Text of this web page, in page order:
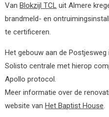
Van Blokzijl TCL uit Almere
brandmeld- en
te certificeren.
Het gebouw aan de
Solisto centrale met hierop
Apollo protocol.
Meer informatie over de
website van Het Baptist House